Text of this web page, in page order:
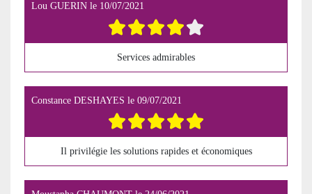
Lou GUERIN le 10/07/2021
Services admirables
Constance DESHAYES le 09/07/2021
Il privilégie les solutions rapides et économiques